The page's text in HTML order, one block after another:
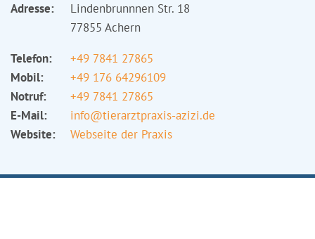
Adresse:
Lindenbrunnnen Str. 18
77855 Achern
Telefon:
+49 7841 27865
Mobil:
+49 176 64296109
Notruf:
+49 7841 27865
E-Mail:
info@tierarztpraxis-azizi.de
Website:
Webseite der Praxis